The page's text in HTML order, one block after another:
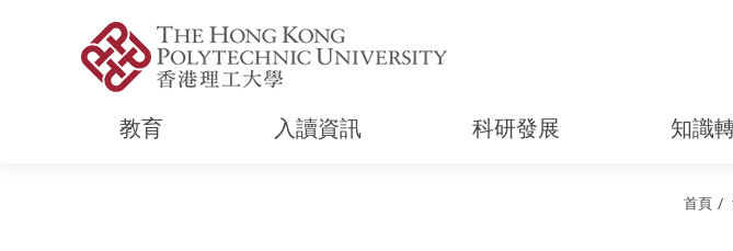
教育 入讀資訊 科研發展 知識
首頁